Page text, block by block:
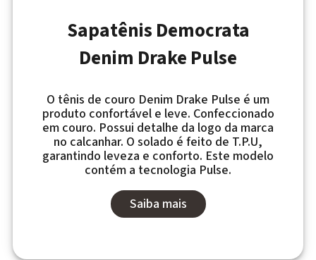
Sapatênis Democrata
Denim Drake Pulse
O tênis de couro Denim Drake Pulse é um
produto confortável e leve. Confeccionado
em couro. Possui detalhe da logo da marca
no calcanhar. O solado é feito de T.P.U,
garantindo leveza e conforto. Este modelo
contém a tecnologia Pulse.
Saiba mais